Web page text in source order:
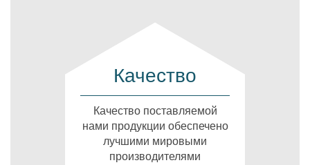
Качество
Качество поставляемой
нами продукции обеспечено
лучшими мировыми
производителями